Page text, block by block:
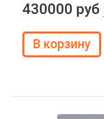
430000 руб